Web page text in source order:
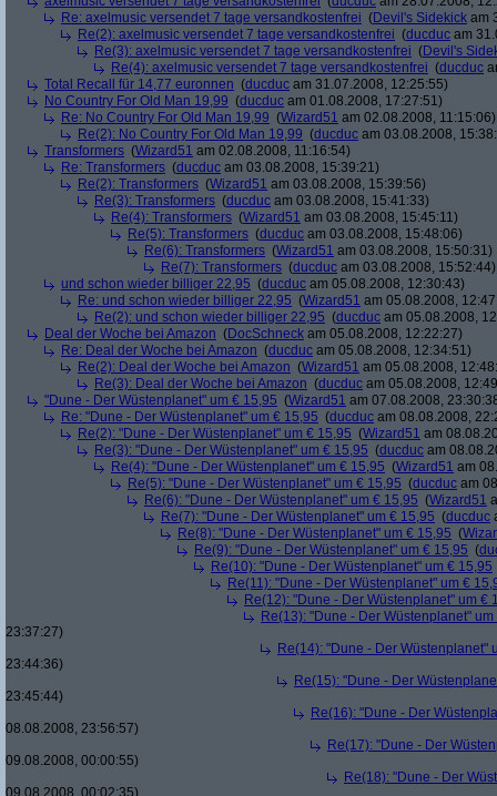
Re: axelmusic versendet 7 tage versandkostenfrei (Devil's Sidekick am
Re(2): axelmusic versendet 7 tage versandkostenfrei (ducduc am
Re(3): axelmusic versendet 7 tage versandkostenfrei (Devil's
Re(4): axelmusic versendet 7 tage versandkostenfrei (ducduc
Total Recall für 14,77 euronnen (ducduc am 31.07.2008, 12:25:55)
No Country For Old Man 19,99 (ducduc am 01.08.2008, 17:27:51)
Re: No Country For Old Man 19,99 (Wizard51 am 02.08.2008, 11:15:06)
Re(2): No Country For Old Man 19,99 (ducduc am 03.08.2008,
Transformers (Wizard51 am 02.08.2008, 11:16:54)
Re: Transformers (ducduc am 03.08.2008, 15:39:21)
Re(2): Transformers (Wizard51 am 03.08.2008, 15:39:56)
Re(3): Transformers (ducduc am 03.08.2008, 15:41:33)
Re(4): Transformers (Wizard51 am 03.08.2008, 15:45:11)
Re(5): Transformers (ducduc am 03.08.2008, 15:48:06)
Re(6): Transformers (Wizard51 am 03.08.2008, 15:50:31)
Re(7): Transformers (ducduc am 03.08.2008, 15:52:44)
und schon wieder billiger 22,95 (ducduc am 05.08.2008, 12:30:43)
Re: und schon wieder billiger 22,95 (Wizard51 am 05.08.2008,
Re(2): und schon wieder billiger 22,95 (ducduc am 05.08.2008,
Deal der Woche bei Amazon (DocSchneck am 05.08.2008, 12:22:27)
Re: Deal der Woche bei Amazon (ducduc am 05.08.2008, 12:34:51)
Re(2): Deal der Woche bei Amazon (Wizard51 am 05.08.2008,
Re(3): Deal der Woche bei Amazon (ducduc am 05.08.2008,
"Dune - Der Wüstenplanet" um € 15,95 (Wizard51 am 07.08.2008,
Re: "Dune - Der Wüstenplanet" um € 15,95 (ducduc am 08.08.2008,
Re(2): "Dune - Der Wüstenplanet" um € 15,95 (Wizard51 am
Re(3): "Dune - Der Wüstenplanet" um € 15,95 (ducduc am
Re(4): "Dune - Der Wüstenplanet" um € 15,95 (Wizard51 am
Re(5): "Dune - Der Wüstenplanet" um € 15,95 (ducduc am
Re(6): "Dune - Der Wüstenplanet" um € 15,95 (Wizard51
Re(7): "Dune - Der Wüstenplanet" um € 15,95 (ducduc
Re(8): "Dune - Der Wüstenplanet" um € 15,95 (
Re(9): "Dune - Der Wüstenplanet" um € 15,95 (
Re(10): "Dune - Der Wüstenplanet" um € 15,95
Re(11): "Dune - Der Wüstenplanet" um €
Re(12): "Dune - Der Wüstenplanet" um €
Re(13): "Dune - Der Wüstenplanet"
23:37:27)
Re(14): "Dune - Der Wüstenplanet"
23:44:36)
Re(15): "Dune - Der
23:45:44)
Re(16): "Dune - Der
08.08.2008, 23:56:57)
Re(17): "Dune - Der
09.08.2008, 00:00:55)
Re(18): "Dune - Der
09.08.2008, 00:02:35)